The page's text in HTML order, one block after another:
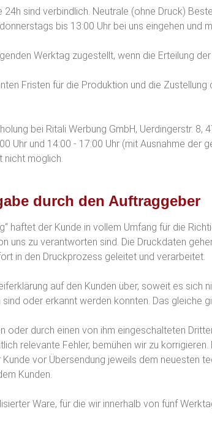
sind verbindlich. Neutrale (ohne Druck)
bis 13:00 Uhr bei uns eingehen und
Werktag zugestellt, wenn die Erteilung
Fristen für die Produktion und die
bei Ritali Werbung GmbH, Uerdingerstr.
Uhr und 14:00 - 17:00 Uhr (mit Ausnahme der
nicht möglich.
durch den Auftraggeber
haftet der Kunde in vollem Umfang für die
uns zu verantworten sind. Die Druckdaten
in den Druckprozess geleitet und verarbeitet.
auf den Kunden über, soweit es sich
oder erkannt werden konnten. Das gleiche
oder durch einen von ihm eingeschalteten
relevante Fehler, bemühen wir zu
vor Übersendung jeweils dem neuesten
Kunden.
Ware, für die wir innerhalb von fünf